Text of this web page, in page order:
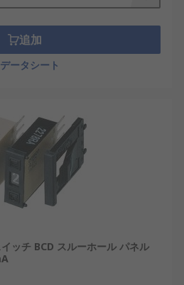
追加
データシート
ッチ BCD スルーホール パネル